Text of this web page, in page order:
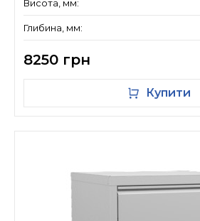
Висота, мм:
Глибина, мм:
8250 грн
Купити